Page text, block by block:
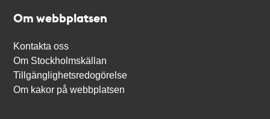
Om webbplatsen
Kontakta oss
Om Stockholmskällan
Tillgänglighetsredogörelse
Om kakor på webbplatsen